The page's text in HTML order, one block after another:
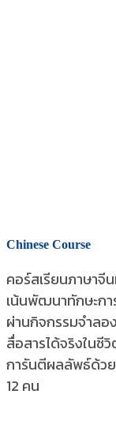
Chinese Course
คอร์สเรียนภาษาจี
เน้นพัฒนาทักษะกา
ผ่านกิจกรรมจำลอ
สื่อสารได้จริงในชี
การันตีผลลัพธ์ด้วย
12 คน